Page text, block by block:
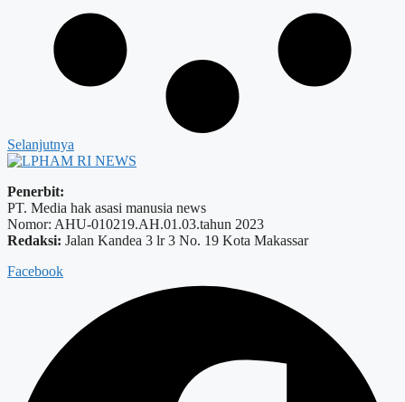
Selanjutnya
Penerbit:
PT. Media hak asasi manusia news
Nomor: AHU-010219.AH.01.03.tahun 2023
Redaksi: Jalan Kandea 3 lr 3 No. 19 Kota Makassar
Facebook